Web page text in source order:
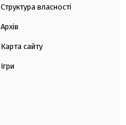
Структура власності
Архів
Карта сайту
Ігри